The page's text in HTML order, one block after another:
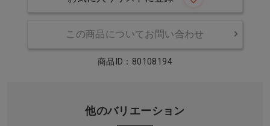
この商品についてお問い合わせ
商品ID：80108194
他のバリエーション